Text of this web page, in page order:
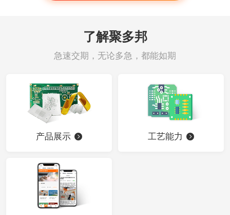
了解聚多邦
急速交期，无论多急，都能如期
产品展示 工艺能力